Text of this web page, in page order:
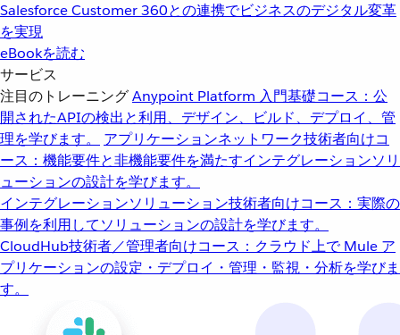
Salesforce Customer 360との連携でビジネスのデジタル変革
を実現
eBookを読む
サービス
注目のトレーニングAnypoint Platform 入門基礎コース：公
開されたAPIの検出と利用、デザイン、ビルド、デプロイ、管
理を学びます。
アプリケーションネットワーク技術者向けコ
ース：機能要件と非機能要件を満たすインテグレーションソリ
ューションの設計を学びます。
インテグレーションソリューション技術者向けコース：実際の
事例を利用してソリューションの設計を学びます。
CloudHub技術者／管理者向けコース：クラウド上で Mule ア
プリケーションの設定・デプロイ・管理・監視・分析を学びま
す。